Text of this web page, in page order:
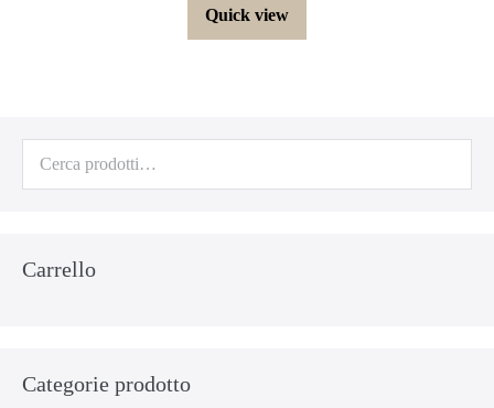
Quick view
Carrello
Categorie prodotto